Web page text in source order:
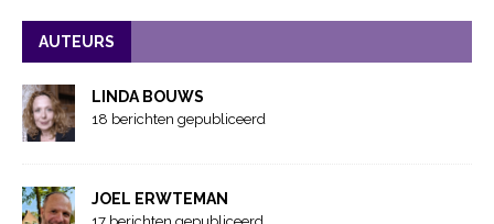
AUTEURS
LINDA BOUWS
18 berichten gepubliceerd
JOEL ERWTEMAN